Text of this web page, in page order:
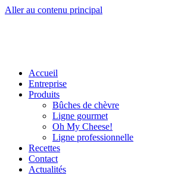
Aller au contenu principal
Accueil
Entreprise
Produits
Bûches de chèvre
Ligne gourmet
Oh My Cheese!
Ligne professionnelle
Recettes
Contact
Actualités